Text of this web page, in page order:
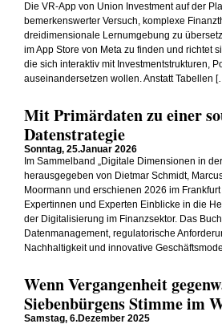
Die VR-App von Union Investment auf der
bemerkenswerter Versuch, komplexe
dreidimensionale Lernumgebung zu
im App Store von Meta zu finden und richtet
die sich interaktiv mit Investmentstrukturen,
auseinandersetzen wollen. Anstatt Tabellen
Mit Primärdaten zu einer
Datenstrategie
Sonntag, 25.Januar 2026
Im Sammelband „Digitale Dimensionen in
herausgegeben von Dietmar Schmidt,
Moormann und erschienen 2026 im
Expertinnen und Experten Einblicke in die
der Digitalisierung im Finanzsektor. Das
Datenmanagement, regulatorische
Nachhaltigkeit und innovative
Wenn Vergangenheit
Siebenbürgens Stimme im
Samstag, 6.Dezember 2025